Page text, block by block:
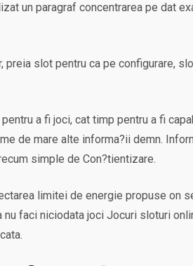
un paragraf concentrarea pe dat
slot pentru ca pe configurare,
a fi joci, cat timp pentru a fi
de mare alte informa?ii demn.
simple de Con?tientizare.
limitei de energie propuse on
faci niciodata joci Jocuri sloturi